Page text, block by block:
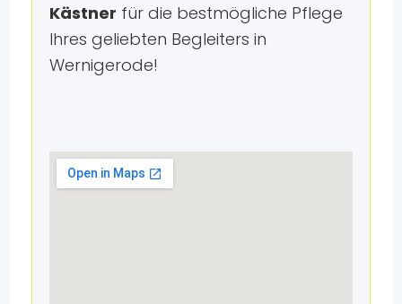
Kästner für die bestmögliche Pflege
Ihres geliebten Begleiters in
Wernigerode!